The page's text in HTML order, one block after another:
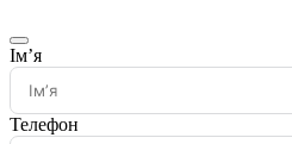
Імʼя
Телефон